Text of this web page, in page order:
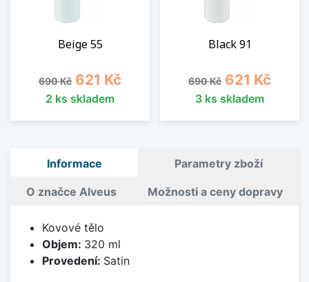
Beige 55
Běžná cena
690 Kč Cena
621 Kč
2 ks skladem
Black 91
Běžná cena
690 Kč Cena
621 Kč
3 ks skladem
Informace Parametry zboží
O značce Alveus Možnosti a ceny dopravy
Kovové tělo
Objem: 320 ml
Provedení: Satin